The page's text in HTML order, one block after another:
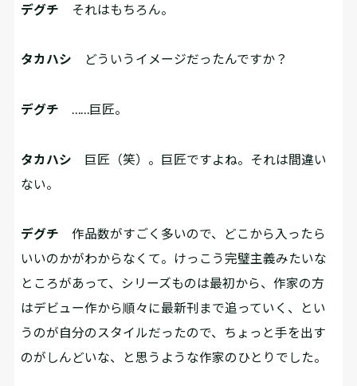
デグチ それはもちろん。
タカハシ どういうイメージだったんですか？
デグチ ……巨匠。
タカハシ 巨匠（笑）。巨匠ですよね。それは間違い
ない。
デグチ 作品数がすごく多いので、どこから入ったら
いいのかがわからなくて。けっこう完璧主義みたいな
ところがあって、シリーズものは最初から、作家の方
はデビュー作から順々に最新刊まで追っていく、とい
うのが自分のスタイルだったので、ちょっと手を出す
のがしんどいな、と思うような作家のひとりでした。